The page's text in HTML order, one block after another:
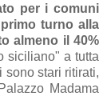
per i comuni
turno alla
almeno il 40%
siciliano" a tutta
sono stari ritirati,
Madama